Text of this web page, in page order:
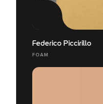
Federico Piccirillo
FOAM